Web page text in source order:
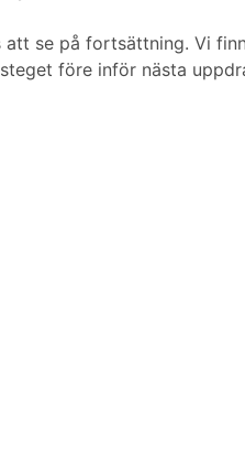
se på fortsättning. Vi
före inför nästa